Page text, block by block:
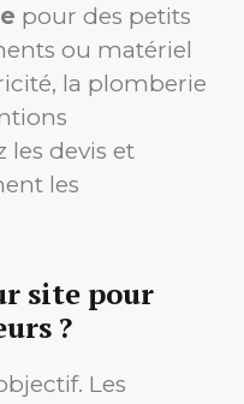
pour des petits
ou matériel
la plomberie
devis et
les
site pour
?
Les